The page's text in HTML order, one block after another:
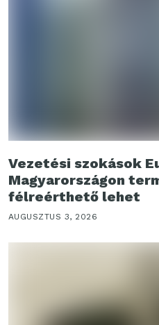
Vezetési szokások
Magyarországon
félreérthető lehet
AUGUSZTUS 3, 2026